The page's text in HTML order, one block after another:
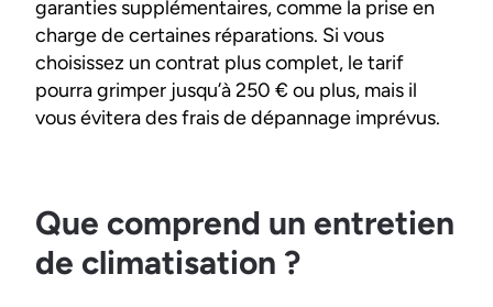
garanties supplémentaires, comme la prise en
charge de certaines réparations. Si vous
choisissez un contrat plus complet, le tarif
pourra grimper jusqu’à 250 € ou plus, mais il
vous évitera des frais de dépannage imprévus.
Que comprend un entretien
de climatisation ?